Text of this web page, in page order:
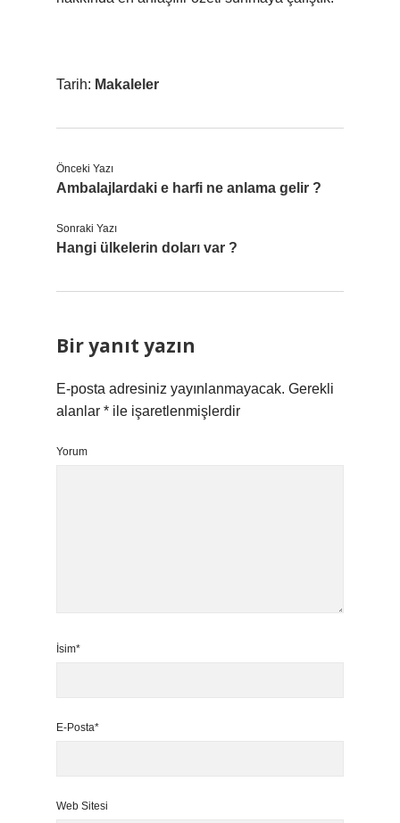
Tarih: Makaleler
Önceki Yazı
Ambalajlardaki e harfi ne anlama gelir ?
Sonraki Yazı
Hangi ülkelerin doları var ?
Bir yanıt yazın
E-posta adresiniz yayınlanmayacak. Gerekli
alanlar * ile işaretlenmişlerdir
Yorum
İsim*
E-Posta*
Web Sitesi